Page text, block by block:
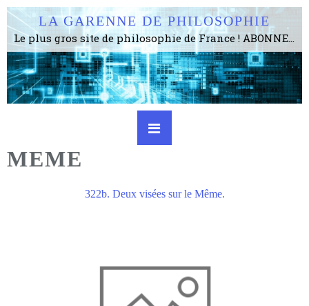
LA GARENNE DE PHILOSOPHIE
Le plus gros site de philosophie de France ! ABONNEZ-VOUS ! 4115 Articles, 1634 abonné·e·s, depuis 2006 . . . . . . . . 2 852 214 pages vues jusqu'à présent. Prestance et être apte à un plus grand nombre de choses.
MEME
322b. Deux visées sur le Même.